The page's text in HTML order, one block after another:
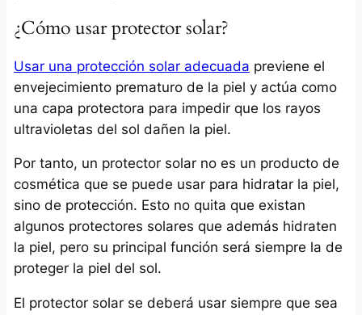
¿Cómo usar protector solar?
Usar una protección solar adecuada previene el
envejecimiento prematuro de la piel y actúa como
una capa protectora para impedir que los rayos
ultravioletas del sol dañen la piel.
Por tanto, un protector solar no es un producto de
cosmética que se puede usar para hidratar la piel,
sino de protección. Esto no quita que existan
algunos protectores solares que además hidraten
la piel, pero su principal función será siempre la de
proteger la piel del sol.
El protector solar se deberá usar siempre que sea